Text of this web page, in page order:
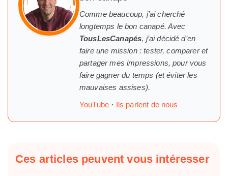
Comme beaucoup, j’ai cherché
longtemps lebon canapé. Avec
TousLesCanapés, j’ai décidé d’en
faire une mission : tester, comparer et
partager mes impressions, pour vous
faire gagner du temps (et éviter les
mauvaises assises).
YouTube · Ils parlent de nous
Ces articles peuvent vous intéresser